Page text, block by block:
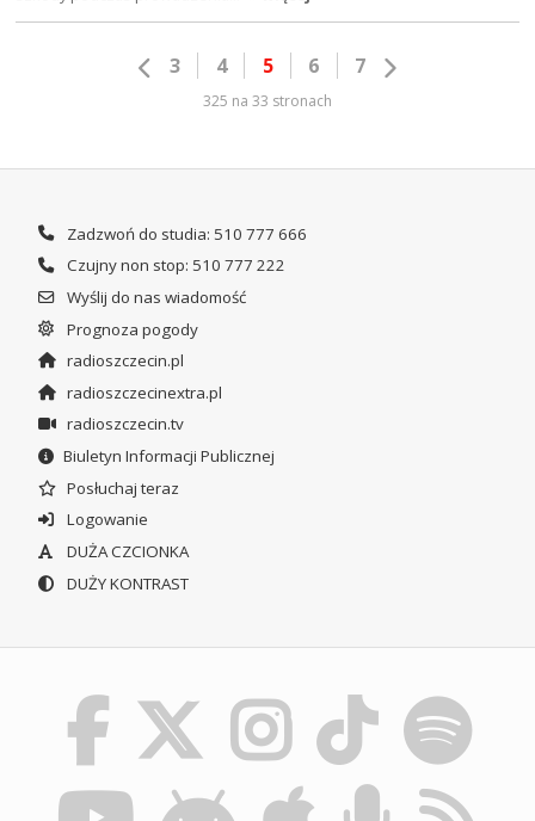
3 4 5 6 7
325 na 33 stronach
Zadzwoń do studia: 510 777 666
Czujny non stop: 510 777 222
Wyślij do nas wiadomość
Prognoza pogody
radioszczecin.pl
radioszczecinextra.pl
radioszczecin.tv
Biuletyn Informacji Publicznej
Posłuchaj teraz
Logowanie
DUŻA CZCIONKA
DUŻY KONTRAST